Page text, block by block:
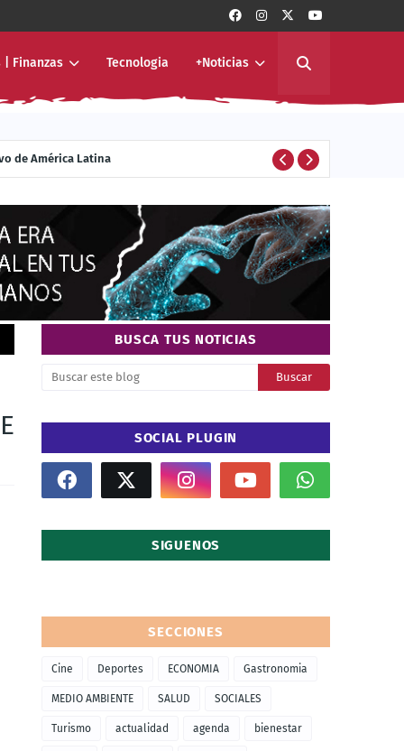
| Finanzas Tecnologia +Noticias
de América Latina
BUSCA TUS NOTICIAS
SOCIAL PLUGIN
SIGUENOS
SECCIONES
Cine Deportes ECONOMIA Gastronomia
MEDIO AMBIENTE SALUD SOCIALES
Turismo actualidad agenda bienestar